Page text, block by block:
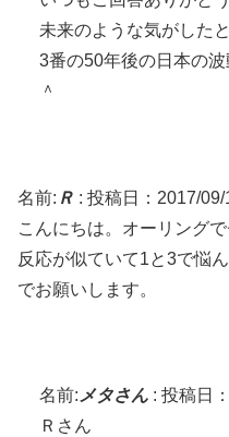
未来のような気がした
3番の50年後の日本の
＾
名前: Ｒ : 投稿日：2017/
こんにちは。オーリングで
反応が似ていて1と3で悩
でお願いします。
名前: メタさん : 投稿日
Ｒさん